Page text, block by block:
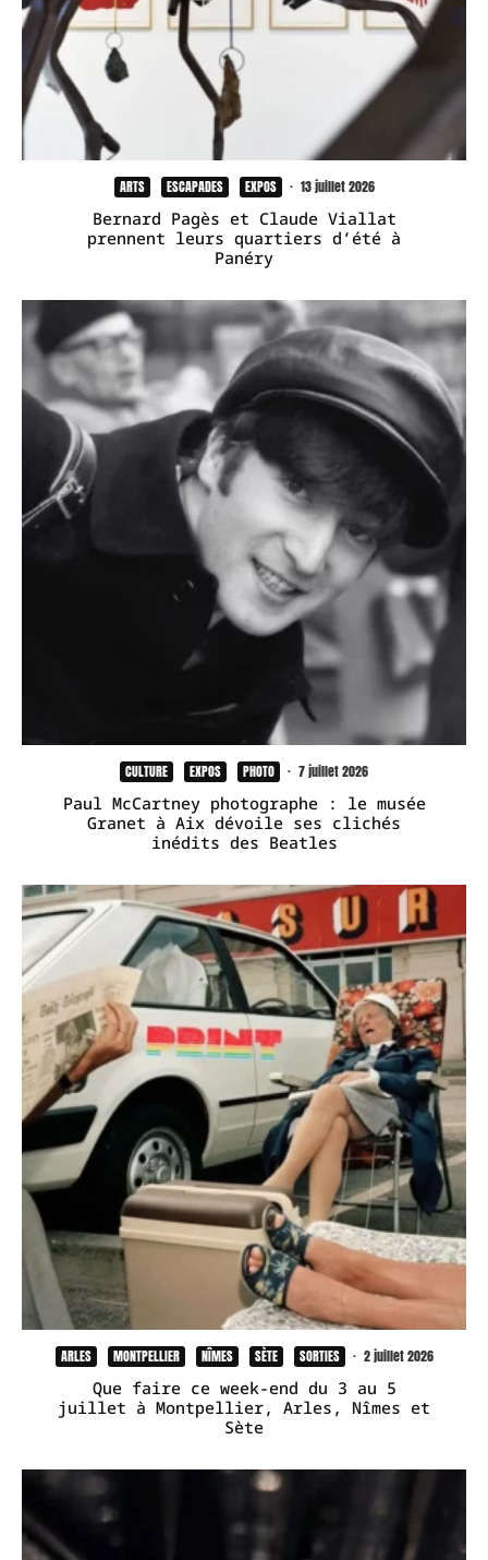
ARTS ESCAPADES EXPOS · 13 juillet 2026
Bernard Pagès et Claude Viallat
prennent leurs quartiers d’été à
Panéry
CULTURE EXPOS PHOTO · 7 juillet 2026
Paul McCartney photographe : le musée
Granet à Aix dévoile ses clichés
inédits des Beatles
ARLES MONTPELLIER NÎMES SÈTE SORTIES · 2 juillet 2026
Que faire ce week-end du 3 au 5
juillet à Montpellier, Arles, Nîmes et
Sète